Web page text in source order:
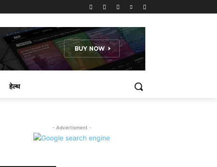
हेल्थ
- Advertisment -